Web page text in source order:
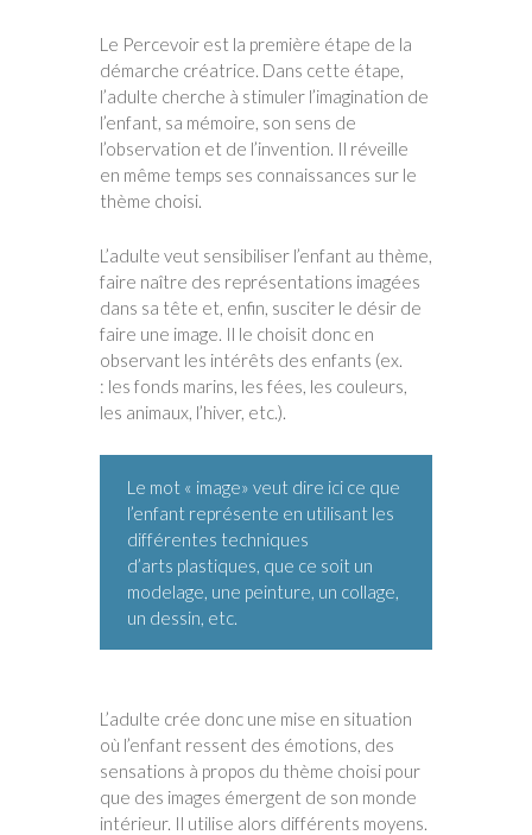
Le Percevoir est la première étape de la
démarche créatrice. Dans cette étape,
l’adulte cherche à stimuler l’imagination de
l’enfant, sa mémoire, son sens de
l’observation et de l’invention. Il réveille
en même temps ses connaissances sur le
thème choisi.
L’adulte veut sensibiliser l’enfant au thème,
faire naître des représentations imagées
dans sa tête et, enfin, susciter le désir de
faire une image. Il le choisit donc en
observant les intérêts des enfants (ex.
: les fonds marins, les fées, les couleurs,
les animaux, l’hiver, etc.).
Le mot « image» veut dire ici ce que
l’enfant représente en utilisant les
différentes techniques
d’arts plastiques, que ce soit un
modelage, une peinture, un collage,
un dessin, etc.
L’adulte crée donc une mise en situation
où l’enfant ressent des émotions, des
sensations à propos du thème choisi pour
que des images émergent de son monde
intérieur. Il utilise alors différents moyens.